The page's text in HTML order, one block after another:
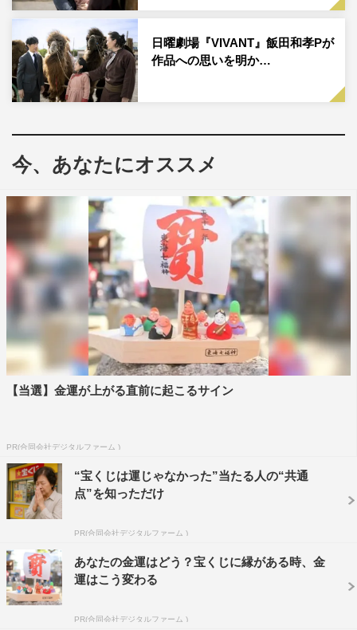
ます。とはいえ、巻き込まれ具合がすごいので「私にかま
わず置いていってくれ、どうか！」と思いながら演じてい
ました（笑）。
『VIVANT』©TBS
◆薫は乃木や野崎守とは違って、3年ほど現地で暮らして
いるという設定です。モンゴル語の流ちょうさに驚きまし
たが、特に意識した点はありますか。
るのは、現地に住んでいた年数というよりは、どこに住ん
でいても自分のやりたいことに対して能動的で正直に生き
るキャラクターだからなのかなと思います。コミュニケー
ションを取ろうとして自然と習得していたということかな
また、“女性だから”といった見え方にだけはならないよう
にしたいなと思いました。性別関係なく俳優部の1人とし
て現場に臨みたいと考えていたので、もしかすると薫と自
日曜劇場『VIVANT』飯田和孝Pが
作品への思いを明か…
今、あなたにオススメ
【当選】金運が上がる直前に起こるサイン
PR(合同会社デジタルファーム )
“宝くじは運じゃなかった”当たる人の“共通
点”を知っただけ
PR(合同会社デジタルファーム )
あなたの金運はどう？宝くじに縁がある時、金
運はこう変わる
PR(合同会社デジタルファーム )